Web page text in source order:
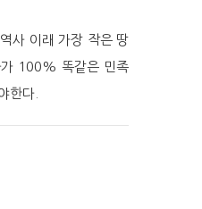
사 이래 가장 작은 땅
가 100% 똑같은 민족
한다.